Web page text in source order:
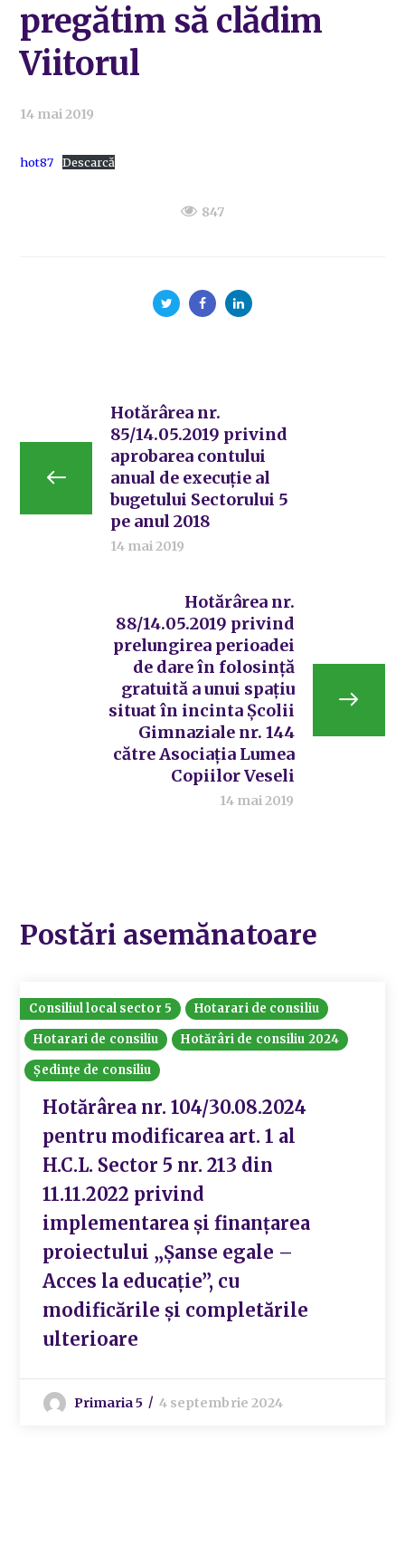
pregătim să clădim
Viitorul
14 mai 2019
hot87 Descarcă
847
Hotărârea nr.
85/14.05.2019 privind
aprobarea contului
anual de execuție al
bugetului Sectorului 5
pe anul 2018
14 mai 2019
Hotărârea nr.
88/14.05.2019 privind
prelungirea perioadei
de dare în folosință
gratuită a unui spațiu
situat în incinta Școlii
Gimnaziale nr. 144
către Asociația Lumea
Copiilor Veseli
14 mai 2019
Postări asemănatoare
Consiliul local sector 5
Hotarari de consiliu
Hotarari de consiliu
Hotărâri de consiliu 2024
Ședințe de consiliu
Hotărârea nr. 104/30.08.2024
pentru modificarea art. 1 al
H.C.L. Sector 5 nr. 213 din
11.11.2022 privind
implementarea și finanțarea
proiectului „Șanse egale –
Acces la educație”, cu
modificările și completările
ulterioare
Primaria 5 4 septembrie 2024